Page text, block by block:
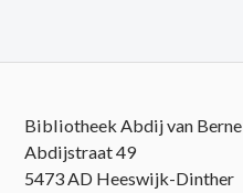
Bibliotheek Abdij van Berne
Abdijstraat 49
5473 AD Heeswijk-Dinther